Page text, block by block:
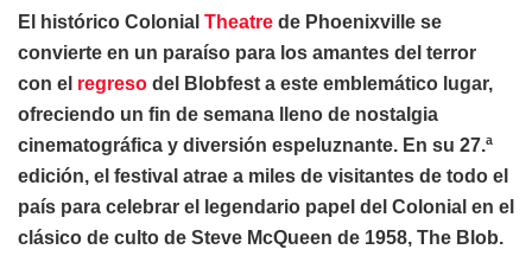
El histórico Colonial Theatre de Phoenixville se
convierte en un paraíso para los amantes del terror
con el regreso del Blobfest a este emblemático lugar,
ofreciendo un fin de semana lleno de nostalgia
cinematográfica y diversión espeluznante. En su 27.ª
edición, el festival atrae a miles de visitantes de todo el
país para celebrar el legendario papel del Colonial en el
clásico de culto de Steve McQueen de 1958, The Blob.